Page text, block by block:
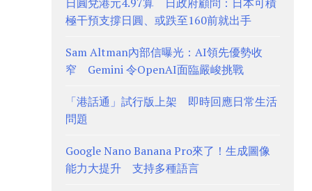
極干預支撐日圓、或跌至160前就出手
Sam Altman內部信曝光：AI領先優勢收
窄 Gemini 令OpenAI面臨嚴峻挑戰
「港話通」試行版上架 即時回應日常生活
問題
Google Nano Banana Pro來了！生成圖像
能力大提升 支持多種語言